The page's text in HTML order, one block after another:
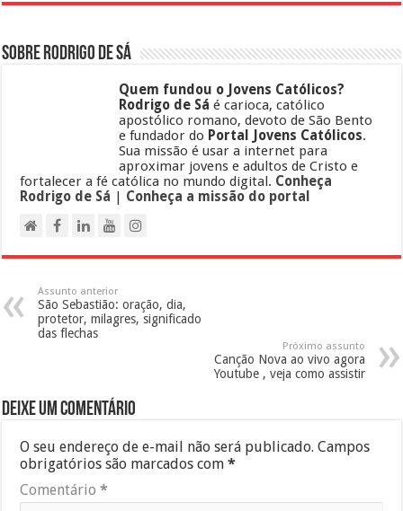
Sobre Rodrigo de Sá
Quem fundou o Jovens Católicos?
Rodrigo de Sá é carioca, católico
apostólico romano, devoto de São Bento
e fundador do Portal Jovens Católicos.
Sua missão é usar a internet para
aproximar jovens e adultos de Cristo e
fortalecer a fé católica no mundo digital. Conheça
Rodrigo de Sá | Conheça a missão do portal
Assunto anterior
São Sebastião: oração, dia,
protetor, milagres, significado
das flechas
Próximo assunto
Canção Nova ao vivo agora
Youtube , veja como assistir
Deixe um comentário
O seu endereço de e-mail não será publicado. Campos
obrigatórios são marcados com*
Comentário*